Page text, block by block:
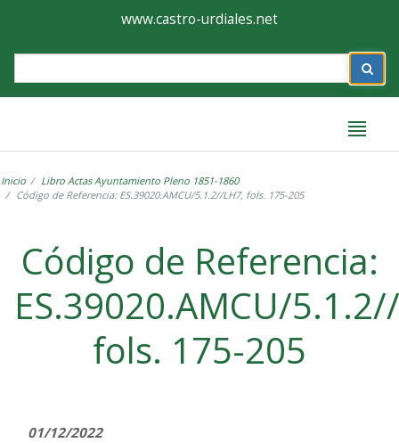
Ayuntamiento
de
Castro-
www.castro-urdiales.net
Inicio
Libro Actas Ayuntamiento Pleno 1851-1860
Código de Referencia: ES.39020.AMCU/5.1.2//LH7, fols. 175-205
Código de Referencia:
ES.39020.AMCU/
fols. 175-205
01/12/2022